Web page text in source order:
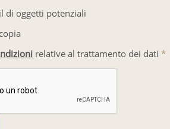
di oggetti potenziali
relative al trattamento dei dati *